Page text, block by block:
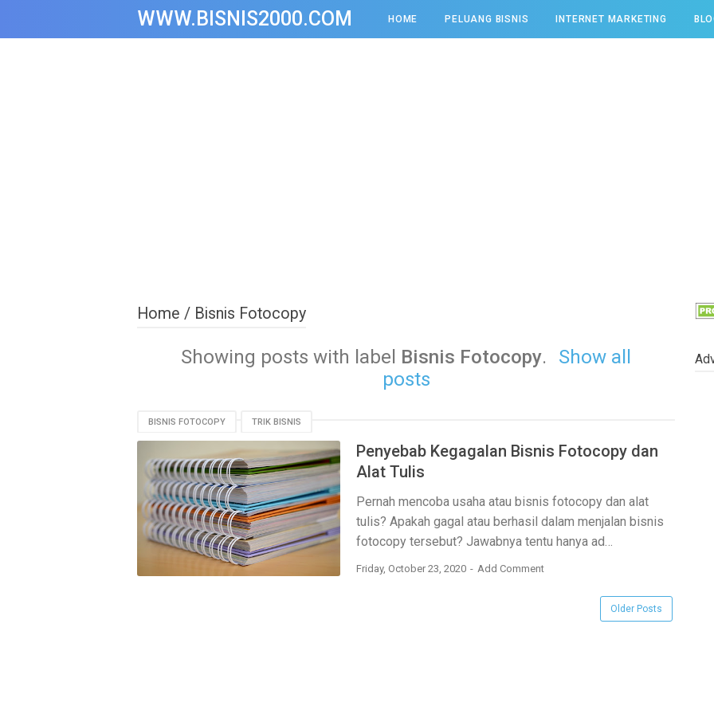
WWW.BISNIS2000.COM HOME PELUANG BISNIS INTERNET MARKETING
Home / Bisnis Fotocopy
Showing posts with label Bisnis Fotocopy.
Show all
posts
BISNIS FOTOCOPY TRIK BISNIS
Penyebab Kegagalan Bisnis Fotocopy dan
Alat Tulis
Pernah mencoba usaha atau bisnis fotocopy dan alat
tulis? Apakah gagal atau berhasil dalam menjalan bisnis
fotocopy tersebut? Jawabnya tentu hanya ad…
Friday, October 23, 2020 Add Comment
Older Posts